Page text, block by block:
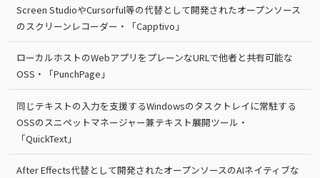
Screen StudioやCursorful等の代替として開発されたオープンソース
のスクリーンレコーダー・「Capptivo」
ローカルホストのWebアプリをプレーンなURLで他者と共有可能な
OSS・「PunchPage」
同じテキストの入力を支援するWindowsのタスクトレイに常駐する
OSSのスニペットマネージャー兼テキスト展開ツール・
「QuickText」
After Effects代替として開発されたオープンソースのAIネイティブな